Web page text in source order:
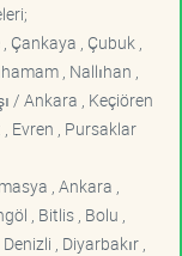
Çankaya , Çubuk ,
, Nallıhan ,
/ Ankara , Keçiören
Evren , Pursaklar
, Ankara ,
, Bitlis , Bolu ,
, Diyarbakır ,